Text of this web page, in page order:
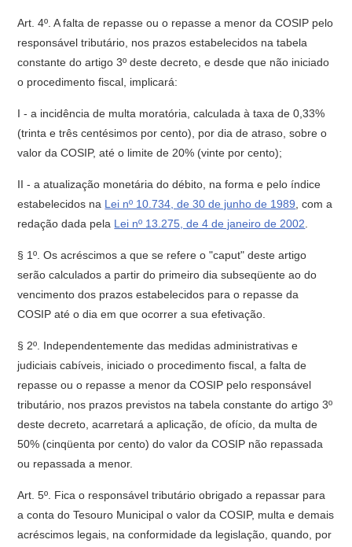
Art. 4º. A falta de repasse ou o repasse a menor da COSIP pelo
responsável tributário, nos prazos estabelecidos na tabela
constante do artigo 3º deste decreto, e desde que não iniciado
o procedimento fiscal, implicará:
I - a incidência de multa moratória, calculada à taxa de 0,33%
(trinta e três centésimos por cento), por dia de atraso, sobre o
valor da COSIP, até o limite de 20% (vinte por cento);
II - a atualização monetária do débito, na forma e pelo índice
estabelecidos na Lei nº 10.734, de 30 de junho de 1989 , com a
redação dada pela Lei nº 13.275, de 4 de janeiro de 2002
§ 1º. Os acréscimos a que se refere o "caput" deste artigo
serão calculados a partir do primeiro dia subseqüente ao do
vencimento dos prazos estabelecidos para o repasse da
COSIP até o dia em que ocorrer a sua efetivação.
§ 2º. Independentemente das medidas administrativas e
judiciais cabíveis, iniciado o procedimento fiscal, a falta de
repasse ou o repasse a menor da COSIP pelo responsável
tributário, nos prazos previstos na tabela constante do artigo 3º
deste decreto, acarretará a aplicação, de ofício, da multa de
50% (cinqüenta por cento) do valor da COSIP não repassada
ou repassada a menor.
Art. 5º. Fica o responsável tributário obrigado a repassar para
a conta do Tesouro Municipal o valor da COSIP, multa e demais
acréscimos legais, na conformidade da legislação, quando, por